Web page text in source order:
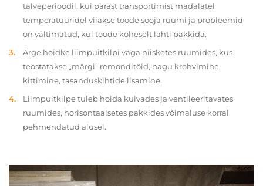
talveperioodil, kui pärast transportimist madalatel
temperatuuridel viiakse toode sooja ruumi ja probleemid
on vältimatud, kui toode koheselt lahti pakkida.
Ärge hoidke liimpuitkilpi väga niisketes ruumides, kus
teostatakse „märgi” remonditöid, nagu krohvimine,
kittimine, tasanduskihtide lisamine.
Liimpuitkilpe tuleb hoida kuivades ja ventileeritavates
ruumides, horisontaalsetes pakkides võimaluse korral
pehmendatud alusel.